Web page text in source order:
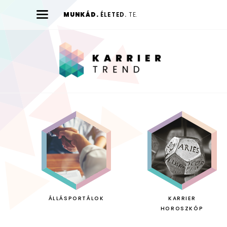
MUNKÁD. ÉLETED. TE.
ÁLLÁSPORTÁLOK
KARRIER
HOROSZKÓP